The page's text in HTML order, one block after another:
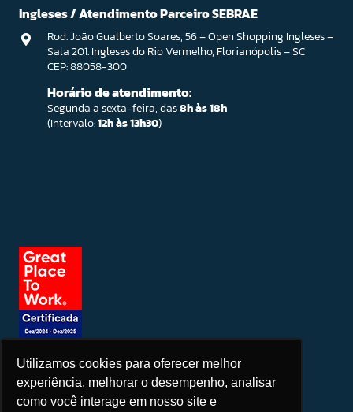
Utilizamos cookies para oferecer melhor
experiência, melhorar o desempenho, analisar
como você interage em nosso site e
Ingleses / Atendimento Parceiro SEBRAE
Rod. João Gualberto Soares, 56 – Open Shopping Ingleses –
Sala 201. Ingleses do Rio Vermelho, Florianópolis – SC
CEP: 88058-300
Horário de atendimento:
Segunda a sexta-feira, das8h às 18h
(Intervalo:12h às 13h30)
Seja um patrocinador